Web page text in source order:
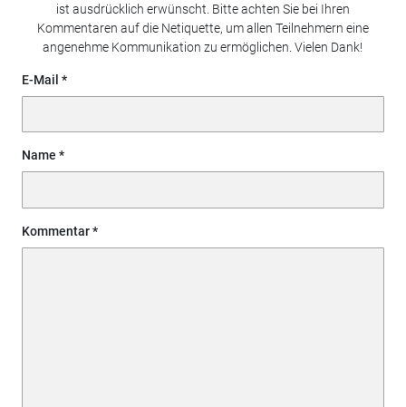
ist ausdrücklich erwünscht. Bitte achten Sie bei Ihren
Kommentaren auf die Netiquette, um allen Teilnehmern eine
angenehme Kommunikation zu ermöglichen. Vielen Dank!
E-Mail
Name
Kommentar